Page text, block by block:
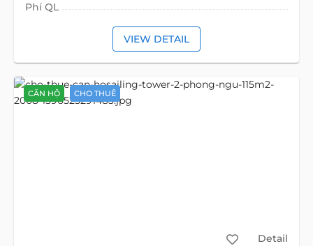
Phí QL
VIEW DETAIL
CĂN HỘ CHO THUÊ
Detail